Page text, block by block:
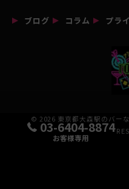
03-6404-8874
お客様専用
ブログ コラム プラ
© 2026 東京都大森駅のバー